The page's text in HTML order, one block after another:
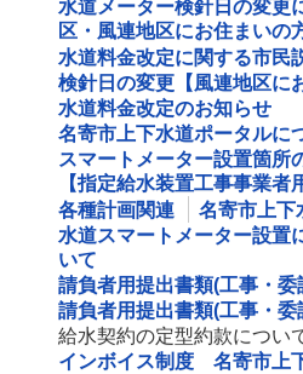
水道メーター検針日の変更
区・風連地区にお住まいの
水道料金改定に関する市民
検針日の変更【風連地区に
水道料金改定のお知らせ
名寄市上下水道ポータルに
スマートメーター設置箇所
【指定給水装置工事事業者
各種計画関連
名寄市上下
水道スマートメーター設置
いて
請負者用提出書類(工事・委
請負者用提出書類(工事・委
給水契約の定型約款につい
インボイス制度 名寄市上